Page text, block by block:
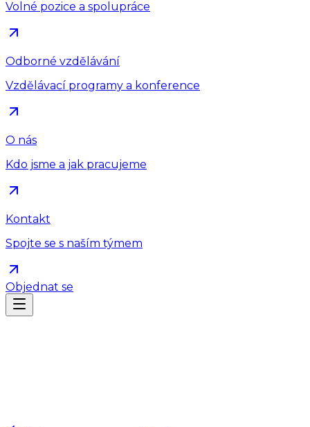
Volné pozice a spolupráce
Odborné vzdělávání
Vzdělávací programy a konference
O nás
Kdo jsme a jak pracujeme
Kontakt
Spojte se s naším týmem
Objednat se